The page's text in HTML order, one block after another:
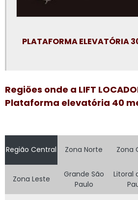
Plataforma elevatória articulada 15m
Plataforma elevatória articulada locação
Plataforma elevatória preço aluguel
Plataforma elevatória tesoura 15m
Plataforma elevatória tesoura aluguel
Plataforma elevatória tesoura locação
PLATAFORMA ELEVATÓRIA
Regiões onde a LIFT
Plataforma elevatória 40
Região Central Zona Norte Zona
Zona Leste
Grande São
Paulo
Litoral